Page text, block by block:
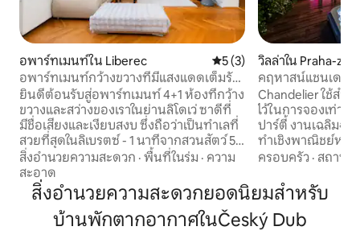
อพาร์ทเมนท์ใน Liberec คะแนนเฉลี่ย 5 จาก 5, 3 รีวิว
5 (3)
อพาร์ทเมนท์กว้างขวางที่มีแสงแดดเต็มรับ
ใกล้สวนสัตว์ในลิเบรตซ์
ยินดีต้อนรับสู่อพาร์ทเมนท์ 4+1 ห้องที่กว้าง
ขวางและสว่างของเราในย่านลิโดเว่ ซาดีที่
มีชื่อเสียงและเงียบสงบ ซึ่งถือว่าเป็นทำเลที่
สวยที่สุดในลิเบรตซ์ - 1 นาทีจากสวนสัตว์ 5
นาทีจากสวนพฤกษศาสตร์ 1 นาทีจากรถ
รางที่จะพาคุณไปจนถึงเยสเต็ด อพาร์ทเม
นท์นี้เหมาะสำหรับครอบครัวที่มีเด็กซึ่ง
กำลังมองหาสิ่งอำนวยความสะดวกที่สบาย
ความเงียบสงบ และการเข้าถึงสถานที่น่า
สิ่งอำนวยความสะดวก · พื้นที่ในร่ม · ความ
สะอาด
วิลล่าใน Praha-
คฤหาสน์แชนเดอร์
น่า • สวน
Chandelier ใช้สำ
ไว้ในการจองเท่า
ปาร์ตี้ งานเฉลิมฉล
ทำเชิงพาณิชย์หรื
ให้บุคคลภายนอกก
สระว่ายน้ำกลางแ
350 ตร.ม. เพลิดเ
สุดหรูที่มีต้นไม้มีชี
สถาปัตยกรรม และ
ครอบครัว · สถานที่
สิ่งอำนวยความสะดวกยอดนิยมสำหรับ
บ้านพักตากอากาศในČeský Dub